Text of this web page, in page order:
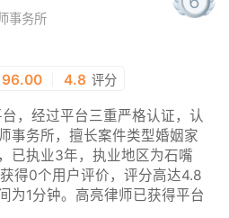
事务所
96.00 4.8 评分
，经过平台三重严格认证，认
事务所，擅长案件类型婚姻家
已执业3年，执业地区为石嘴
得0个用户评价，评分高达4.8
为1分钟。高亮律师已获得平台